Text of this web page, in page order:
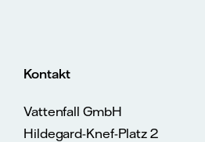
Kontakt
Vattenfall GmbH
Hildegard-Knef-Platz 2